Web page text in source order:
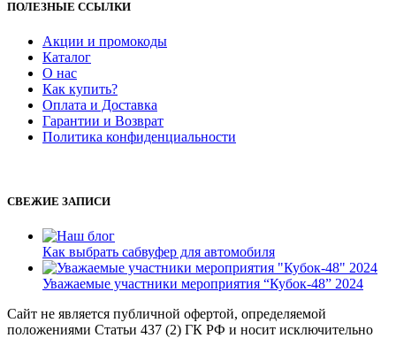
ПОЛЕЗНЫЕ ССЫЛКИ
Акции и промокоды
Каталог
О нас
Как купить?
Оплата и Доставка
Гарантии и Возврат
Политика конфиденциальности
СВЕЖИЕ ЗАПИСИ
Как выбрать сабвуфер для автомобиля
Уважаемые участники мероприятия “Кубок-48” 2024
Сайт не является публичной офертой, определяемой
положениями Статьи 437 (2) ГК РФ и носит исключительно